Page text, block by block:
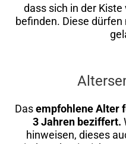
dass sich in der
befinden. Diese
Dasempfohlene Alter
3 Jahren beziffert.
hinweisen, dieses